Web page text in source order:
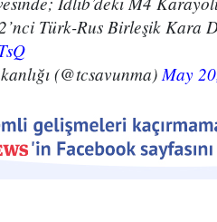
Türk-Rus Birleşik Kara
(@tcsavunma)May